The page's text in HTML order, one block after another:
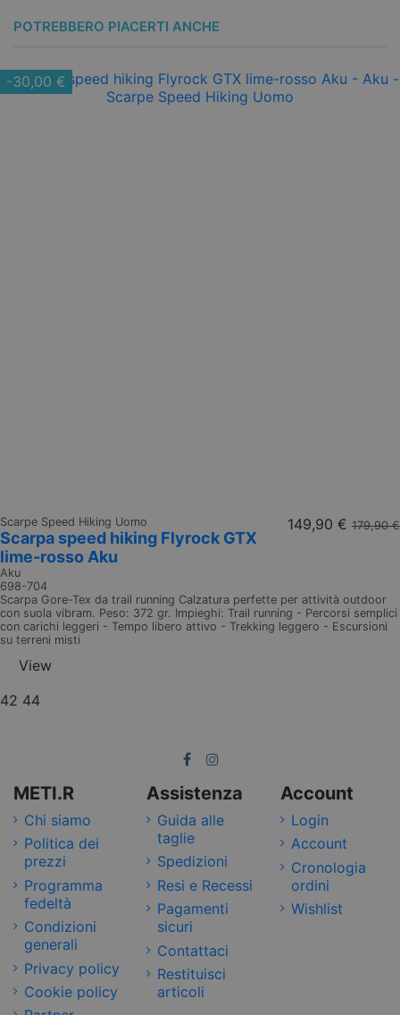
POTREBBERO PIACERTI ANCHE
-30,00 €
Scarpe Speed Hiking Uomo
Scarpa speed hiking Flyrock GTX
lime-rosso Aku
Aku
698-704
149,90 € 179,90 €
Scarpa Gore-Tex da trail running Calzatura perfette per attività outdoor
con suola vibram. Peso: 372 gr. Impieghi: Trail running - Percorsi semplici
con carichi leggeri - Tempo libero attivo - Trekking leggero - Escursioni
su terreni misti
View
42 44
METI.R
Chi siamo
Politica dei
prezzi
Programma
fedeltà
Condizioni
generali
Privacy policy
Cookie policy
Assistenza
Guida alle
taglie
Spedizioni
Resi e Recessi
Pagamenti
sicuri
Contattaci
Restituisci
articoli
Account
Login
Account
Cronologia
ordini
Wishlist